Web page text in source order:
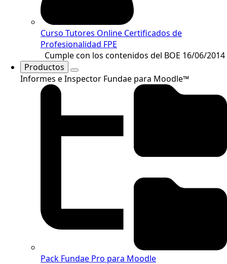
Curso Tutores Online Certificados de
Profesionalidad FPE
Cumple con los contenidos del BOE 16/06/2014
Productos
Informes e Inspector Fundae para Moodle™
Pack Fundae Pro para Moodle